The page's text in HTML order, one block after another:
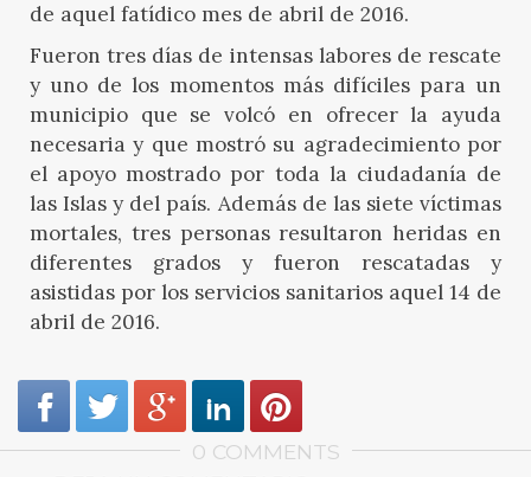
de aquel fatídico mes de abril de 2016.
Fueron tres días de intensas labores de rescate
y uno de los momentos más difíciles para un
municipio que se volcó en ofrecer la ayuda
necesaria y que mostró su agradecimiento por
el apoyo mostrado por toda la ciudadanía de
las Islas y del país. Además de las siete víctimas
mortales, tres personas resultaron heridas en
diferentes grados y fueron rescatadas y
asistidas por los servicios sanitarios aquel 14 de
abril de 2016.
0 COMMENTS